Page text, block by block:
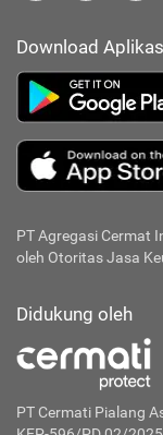
Download
PT Agregasi Cermat
oleh Otoritas Jasa
Didukung oleh
PT Cermati Pialang